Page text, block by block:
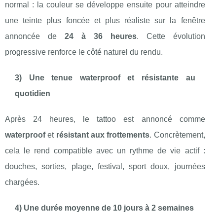
normal : la couleur se développe ensuite pour atteindre
une teinte plus foncée et plus réaliste sur la fenêtre
annoncée de 24 à 36 heures. Cette évolution
progressive renforce le côté naturel du rendu.
3) Une tenue waterproof et résistante au
quotidien
Après 24 heures, le tattoo est annoncé comme
waterproofet résistant aux frottements. Concrètement,
cela le rend compatible avec un rythme de vie actif :
douches, sorties, plage, festival, sport doux, journées
chargées.
4) Une durée moyenne de 10 jours à 2 semaines